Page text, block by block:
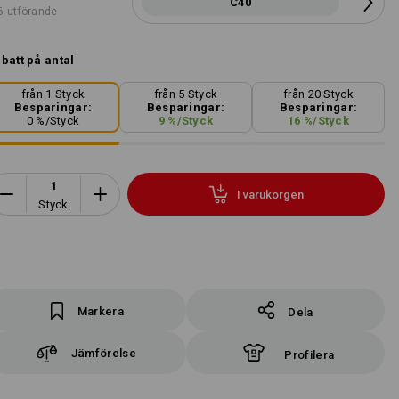
utförande
på antal
från 1 Styck
Besparingar:
0%/Styck
från 5 Styck
Besparingar:
9%/Styck
från 20 Styck
Besparingar:
16 %/Styck
Styck
I varukorgen
Markera Dela
Jämförelse Profilera